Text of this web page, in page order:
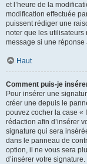
et l’heure de la
modification effectuée
puissent rédiger une
noter que les utilisateurs
message si une réponse
Haut
Comment puis-je
Pour insérer une
créer une depuis le
pouvez cocher la case «
rédaction afin d’insérer
signature qui sera
dans le panneau de
option, il ne vous sera
d’insérer votre signature.